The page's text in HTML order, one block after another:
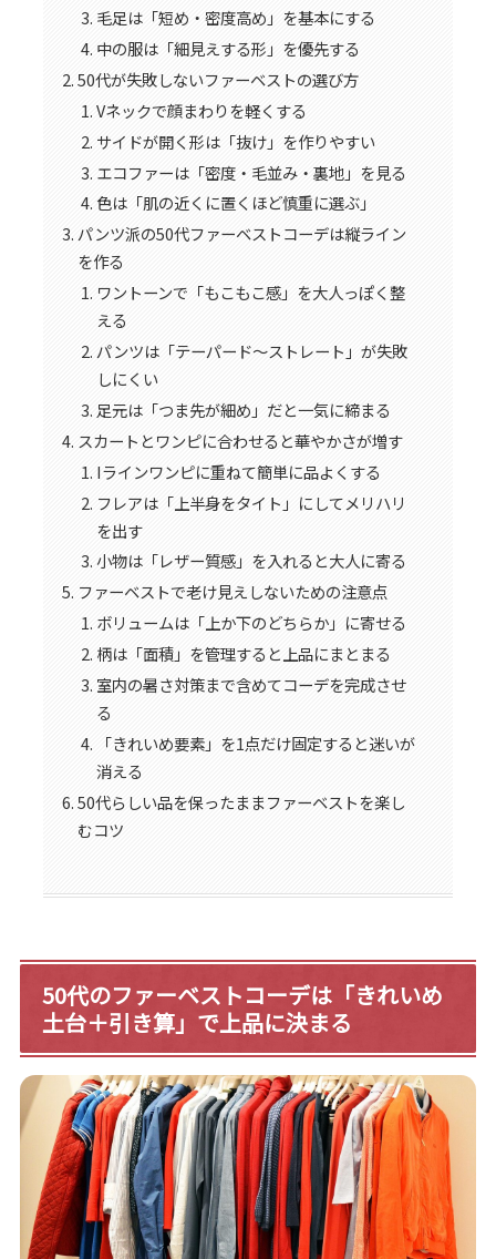
毛足は「短め・密度高め」を基本にする
中の服は「細見えする形」を優先する
50代が失敗しないファーベストの選び方
Vネックで顔まわりを軽くする
サイドが開く形は「抜け」を作りやすい
エコファーは「密度・毛並み・裏地」を見る
色は「肌の近くに置くほど慎重に選ぶ」
パンツ派の50代ファーベストコーデは縦ライン
を作る
ワントーンで「もこもこ感」を大人っぽく整
える
パンツは「テーパード〜ストレート」が失敗
しにくい
足元は「つま先が細め」だと一気に締まる
スカートとワンピに合わせると華やかさが増す
Iラインワンピに重ねて簡単に品よくする
フレアは「上半身をタイト」にしてメリハリ
を出す
小物は「レザー質感」を入れると大人に寄る
ファーベストで老け見えしないための注意点
ボリュームは「上か下のどちらか」に寄せる
柄は「面積」を管理すると上品にまとまる
室内の暑さ対策まで含めてコーデを完成させ
る
「きれいめ要素」を1点だけ固定すると迷いが
消える
50代らしい品を保ったままファーベストを楽し
むコツ
50代のファーベストコーデは「きれいめ
土台＋引き算」で上品に決まる